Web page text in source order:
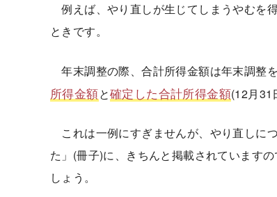
例えば、やり直しが生じてしまうやむを
ときです。
年末調整の際、合計所得金額は年末調整
所得金額と確定した合計所得金額(12月31
これは一例にすぎませんが、やり直しに
た」(冊子)に、きちんと掲載されています
しょう。